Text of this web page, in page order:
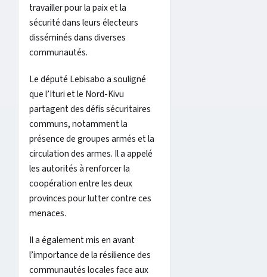
travailler pour la paix et la
sécurité dans leurs électeurs
disséminés dans diverses
communautés.
Le député Lebisabo a souligné
que l’Ituri et le Nord-Kivu
partagent des défis sécuritaires
communs, notamment la
présence de groupes armés et la
circulation des armes. Il a appelé
les autorités à renforcer la
coopération entre les deux
provinces pour lutter contre ces
menaces.
Il a également mis en avant
l’importance de la résilience des
communautés locales face aux